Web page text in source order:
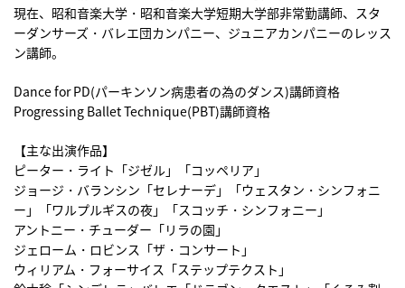
現在、昭和音楽大学・昭和音楽大学短期大学部非常勤講師、スタ
ーダンサーズ・バレエ団カンパニー、ジュニアカンパニーのレッス
ン講師。
Dance for PD(パーキンソン病患者の為のダンス)講師資格
Progressing Ballet Technique(PBT)講師資格
【主な出演作品】
ピーター・ライト「ジゼル」「コッペリア」
ジョージ・バランシン「セレナーデ」「ウェスタン・シンフォニ
ー」「ワルプルギスの夜」「スコッチ・シンフォニー」
アントニー・チューダー「リラの園」
ジェローム・ロビンス「ザ・コンサート」
ウィリアム・フォーサイス「ステップテクスト」